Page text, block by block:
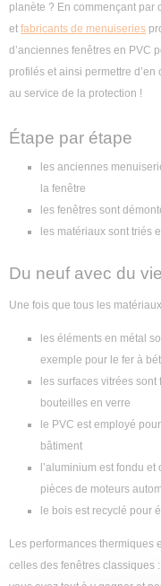
planète ? En commençant par
et fabricants de menuiseries
d’anciennes fenêtres en PVC
profilés et ainsi permettre d’en
au service de la protection !
Étape par étape
les anciennes
la fenêtre
les fenêtres sont
les matériaux sont triés
Du neuf avec du
Une fois que tous les
les éléments en métal
exemple pour le fer à
les surfaces vitrées
bouteilles en verre
le PVC est employé
bâtiment
l’aluminium est fondu
pièces de moteurs
le bois est recyclé pour
Les performances thermiques
celles des fenêtres classiques